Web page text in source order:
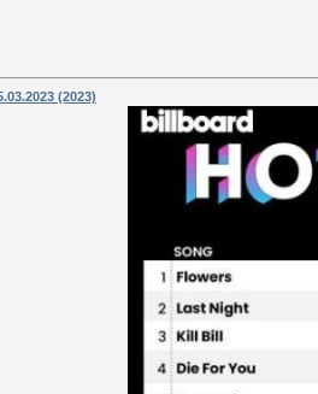
(2023)